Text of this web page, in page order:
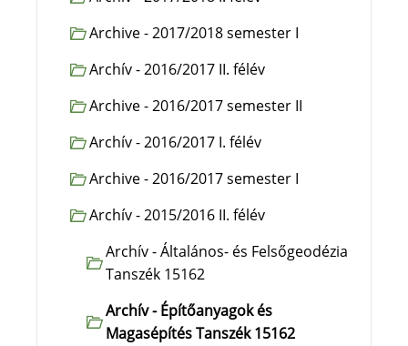
Archive - 2017/2018 semester I
Archív - 2016/2017 II. félév
Archive - 2016/2017 semester II
Archív - 2016/2017 I. félév
Archive - 2016/2017 semester I
Archív - 2015/2016 II. félév
Archív - Általános- és Felsőgeodézia
Tanszék 15162
Archív - Építőanyagok és
Magasépítés Tanszék 15162